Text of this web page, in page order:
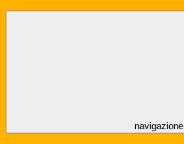
navigazione